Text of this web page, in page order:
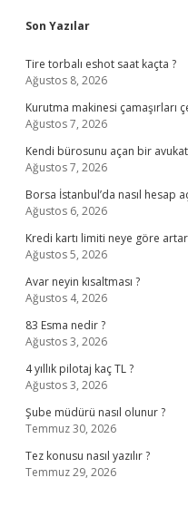
Sidebar
Son Yazılar
Tire torbalı eshot saat kaçta ?
Ağustos 8, 2026
Kurutma makinesi çamaşırları
Ağustos 7, 2026
Kendi bürosunu açan bir
Ağustos 7, 2026
Borsa İstanbul’da nasıl hesap
Ağustos 6, 2026
Kredi kartı limiti neye göre
Ağustos 5, 2026
Avar neyin kısaltması ?
Ağustos 4, 2026
83 Esma nedir ?
Ağustos 3, 2026
4 yıllık pilotaj kaç TL ?
Ağustos 3, 2026
Şube müdürü nasıl olunur ?
Temmuz 30, 2026
Tez konusu nasıl yazılır ?
Temmuz 29, 2026